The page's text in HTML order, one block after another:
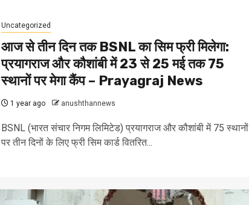
Uncategorized
आज से तीन दिन तक BSNL का सिम फ्री मिलेगा:
प्रयागराज और कौशांबी में 23 से 25 मई तक 75
स्थानों पर मेगा कैंप – Prayagraj News
1 year ago anushthannews
BSNL (भारत संचार निगम लिमिटेड) प्रयागराज और कौशांबी में 75 स्थानों
पर तीन दिनों के लिए फ्री सिम कार्ड वितरित...